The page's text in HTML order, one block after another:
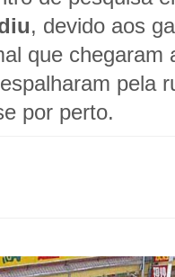
, devido aos
que
pela
por perto.